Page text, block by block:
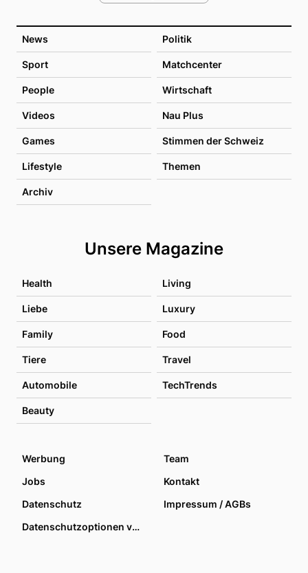
News Politik
Sport Matchcenter
People Wirtschaft
Videos Nau Plus
Games Stimmen der Schweiz
Lifestyle Themen
Archiv
Unsere Magazine
Health Living
Liebe Luxury
Family Food
Tiere Travel
Automobile TechTrends
Beauty
Werbung
Team
Jobs
Kontakt
Datenschutz
Impressum / AGBs
Datenschutzoptionen verwalten